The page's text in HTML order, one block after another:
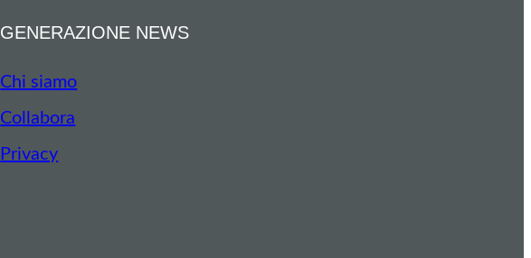
GENERAZIONE NEWS
Chi siamo
Collabora
Privacy